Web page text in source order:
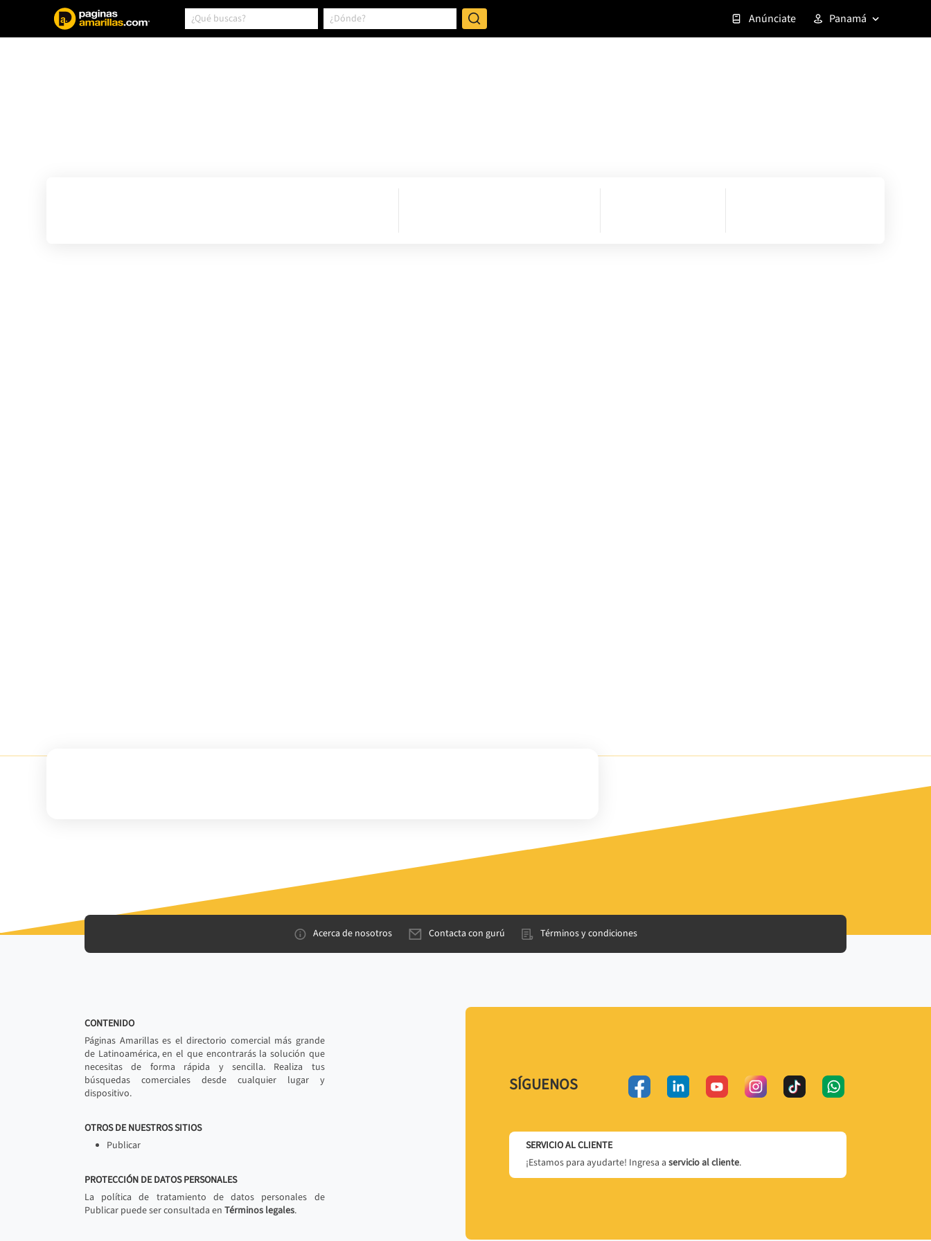
Anúnciate Panamá
Acerca de nosotros Contacta con gurú Términos y condiciones
CONTENIDO
Páginas Amarillas es el directorio comercial más grande
de Latinoamérica, en el que encontrarás la solución que
necesitas de forma rápida y sencilla. Realiza tus
búsquedas comerciales desde cualquier lugar y
dispositivo.
OTROS DE NUESTROS SITIOS
Publicar
PROTECCIÓN DE DATOS PERSONALES
La política de tratamiento de datos personales de
Publicar puede ser consultada en Términos legales.
SÍGUENOS
SERVICIO AL CLIENTE
¡Estamos para ayudarte! Ingresa a servicio al cliente.